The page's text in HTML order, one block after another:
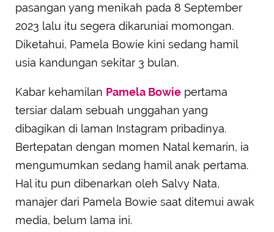
pasangan yang menikah pada 8 September
2023 lalu itu segera dikaruniai momongan.
Diketahui, Pamela Bowie kini sedang hamil
usia kandungan sekitar 3 bulan.
Kabar kehamilan Pamela Bowie pertama
tersiar dalam sebuah unggahan yang
dibagikan di laman Instagram pribadinya.
Bertepatan dengan momen Natal kemarin, ia
mengumumkan sedang hamil anak pertama.
Hal itu pun dibenarkan oleh Salvy Nata,
manajer dari Pamela Bowie saat ditemui awak
media, belum lama ini.